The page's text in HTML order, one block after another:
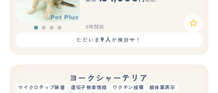
5時間前
ただいま 9人が検討中！
ヨークシャーテリア
マイクロチップ装着 遺伝子検査情報 ワクチン接種 親体重表示